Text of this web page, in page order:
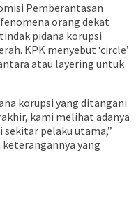
Pemberantasan
orang dekat
pidana korupsi
KPK menyebut ‘circle’
atau layering untuk
korupsi yang ditangani
kami melihat adanya
sekitar pelaku utama,”
yang